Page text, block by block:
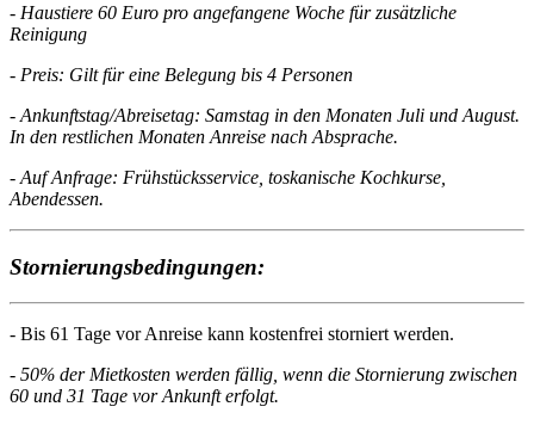
- Haustiere 60 Euro pro angefangene Woche für zusätzliche
Reinigung
- Preis: Gilt für eine Belegung bis 4 Personen
- Ankunftstag/Abreisetag: Samstag in den Monaten Juli und August.
In den restlichen Monaten Anreise nach Absprache.
- Auf Anfrage: Frühstücksservice, toskanische Kochkurse,
Abendessen.
Stornierungsbedingungen:
- Bis 61 Tage vor Anreise kann kostenfrei storniert werden.
- 50% der Mietkosten werden fällig, wenn die Stornierung zwischen
60 und 31 Tage vor Ankunft erfolgt.